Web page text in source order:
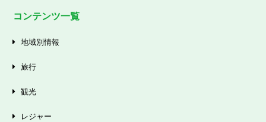
コンテンツ一覧
地域別情報
旅行
観光
レジャー